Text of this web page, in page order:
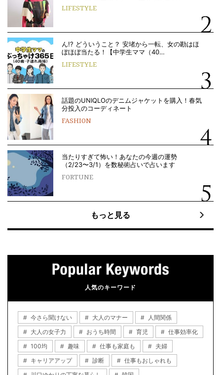
LIFESTYLE
ん!? どういうこと？ 安堵から一転、女の勘はほ
ぼほぼ当たる！【中学生ママ（40…
LIFESTYLE
話題のUNIQLOのデニムジャケットを購入！春気
分投入のコーディネート
FASHION
当たりすぎて怖い！あなたの今週の運勢
（2/23〜3/1）を数秘術占いで占います
FORTUNE
もっと見る
人気のキーワード
今さら聞けない 大人のマナー
人間関係
大人の女子力
おうち時間 育児
仕事効率化
100均
趣味 仕事も家庭も
夫婦
キャリアアップ
診断
仕事もおしゃれも